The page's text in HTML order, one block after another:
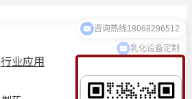
行业应用
乳化设备定制